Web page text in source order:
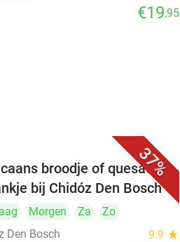
€19,95
37%
broodje of quesadilla
bij Chidóz Den Bosch
Morgen Za
Zo
Den Bosch
9.9 star